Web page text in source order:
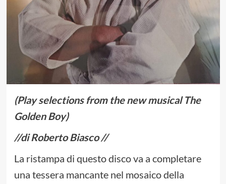
(Play selections from the new musical The
Golden Boy)
//di Roberto Biasco //
La ristampa di questo disco va a completare
una tessera mancante nel mosaico della